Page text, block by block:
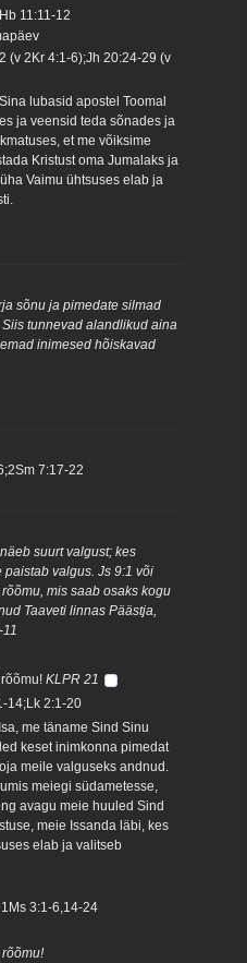
11:11-12
(v 2Kr 4:1-6);Jh 20:24-29 (v
lubasid apostel Toomal
ja veensid teda sõnades ja
et me võiksime
Kristust oma Jumalaks ja
Vaimu ühtsuses elab ja
sõnu ja pimedate silmad
tunnevad alandlikud aina
inimesed hõiskavad
7:17-22
suurt valgust; kes
valgus. Js 9:1 või
mis saab osaks kogu
Taaveti linnas Päästja,
KLPR 21
14;Lk 2:1-20
me täname Sind Sinu
keset inimkonna pimedat
meile valguseks andnud.
meiegi südametesse,
avagu meie huuled Sind
meie Issanda läbi, kes
elab ja valitseb
3:1-6,14-24